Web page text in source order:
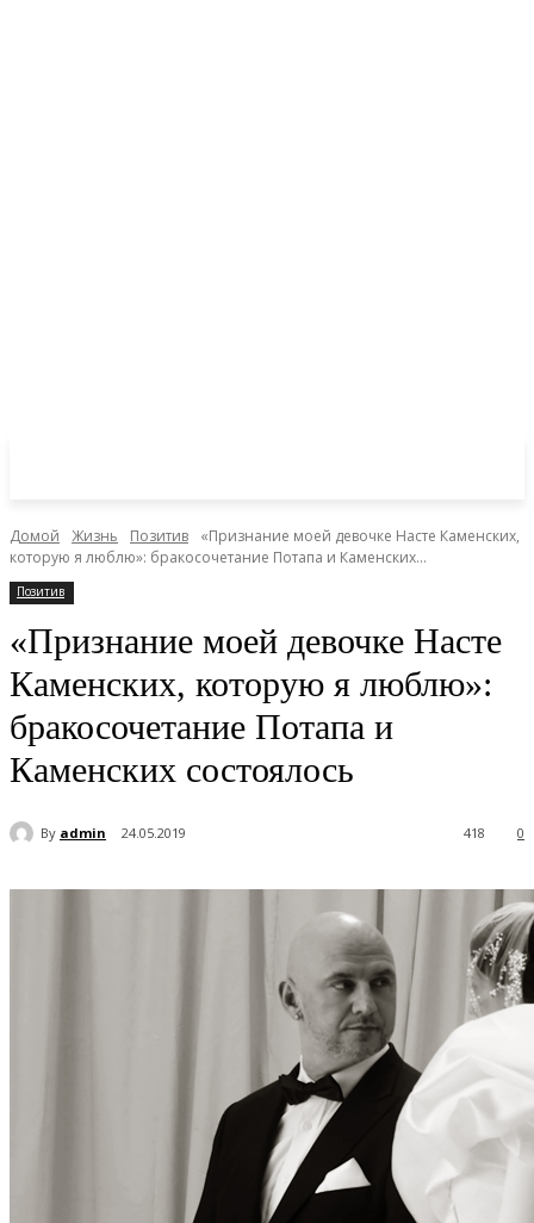
Домой Жизнь Позитив
«Признание моей девочке Насте Каменских,
которую я люблю»: бракосочетание Потапа и Каменских...
Позитив
«Признание моей девочке Насте
Каменских, которую я люблю»:
бракосочетание Потапа и
Каменских состоялось
By admin 24.05.2019 0
418